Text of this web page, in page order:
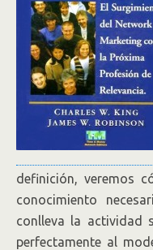
definición, veremos
conocimiento
conlleva la actividad
perfectamente al